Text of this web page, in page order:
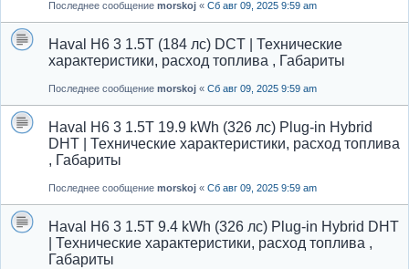
Последнее сообщение morskoj « Сб авг 09, 2025 9:59 am
Haval H6 3 1.5T (184 лс) DCT | Технические
характеристики, расход топлива , Габариты
Последнее сообщение morskoj « Сб авг 09, 2025 9:59 am
Haval H6 3 1.5T 19.9 kWh (326 лс) Plug-in Hybrid
DHT | Технические характеристики, расход топлива
, Габариты
Последнее сообщение morskoj « Сб авг 09, 2025 9:59 am
Haval H6 3 1.5T 9.4 kWh (326 лс) Plug-in Hybrid DHT
| Технические характеристики, расход топлива ,
Габариты